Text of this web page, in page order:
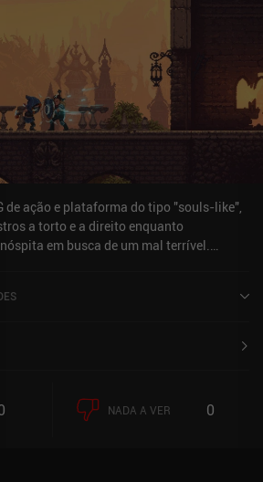
de ação e plataforma do tipo "souls-like",
a torto e a direito enquanto
em busca de um mal terrível.
onde o mal se esconde em cada
nosso caminho através dos perigos,
é o costume no gênero "metroidvania". A
notará é o grande número de botões de
NADA A VER 0